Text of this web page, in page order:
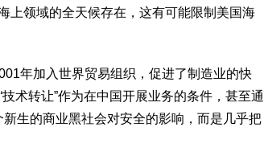
上领域的全天候存在，这有可能限制美国海
年加入世界贸易组织，促进了制造业的快
术转让”作为在中国开展业务的条件，甚至通
生的商业黑社会对安全的影响，而是几乎把